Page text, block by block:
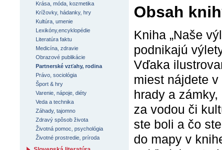
Obsah
Kniha „Naše
podnikajú
Vďaka
miest nájdete
hrady a
za vodou či
ste boli a čo
do mapy v
Krása, móda, kozmetika
Krížovky, hádanky, hry
Kultúra, umenie
Lexikóny,encyklopédie
Literatúra faktu
Medicína, zdravie
Obrazové publikácie
Partnerské vzťahy, rodina
Právo, sociológia
Šport & hry
Varenie, nápoje, diéty
Veda a technika
Záhady, tajomno
Zdravý spôsob života
Životná pomoc, psychológia
Životné prostredie, príroda